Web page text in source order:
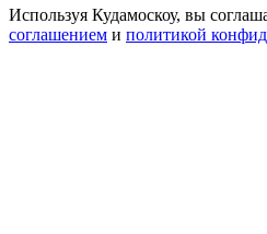
Используя Кудамоскоу, вы
соглашением и политикой